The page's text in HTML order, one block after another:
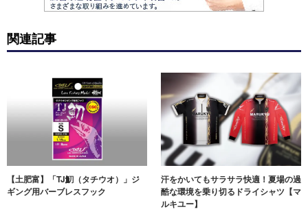
関連記事
【土肥富】「TJ魛（タチウオ）」ジ
ギング用バーブレスフック
汗をかいてもサラサラ快適！夏場の過
酷な環境を乗り切るドライシャツ【マ
ルキユー】